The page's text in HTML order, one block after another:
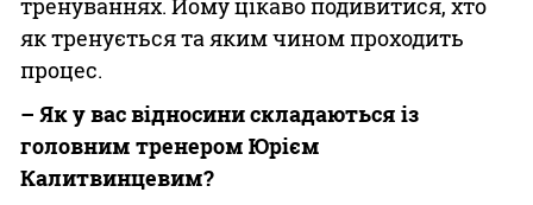
тренуваннях. Йому цікаво подивитися, хто
як тренується та яким чином проходить
процес.
– Як у вас відносини складаються із
головним тренером Юрієм
Калитвинцевим?